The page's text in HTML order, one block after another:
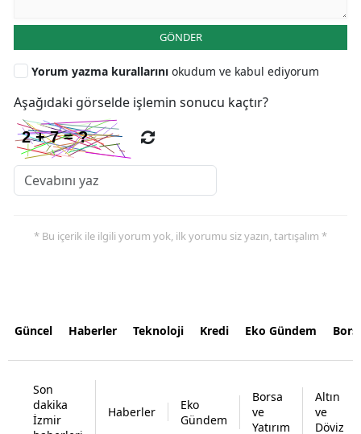
GÖNDER
Yorum yazma kurallarını okudum ve kabul ediyorum
Aşağıdaki görselde işlemin sonucu kaçtır?
* Bu içerik ile ilgili yorum yok, ilk yorumu siz yazın, tartışalım *
Güncel Haberler Teknoloji Kredi Eko Gündem
Son
dakika
İzmir
Haberler
Eko
Gündem
Borsa
ve
Yatırım
Altın
ve
Döviz